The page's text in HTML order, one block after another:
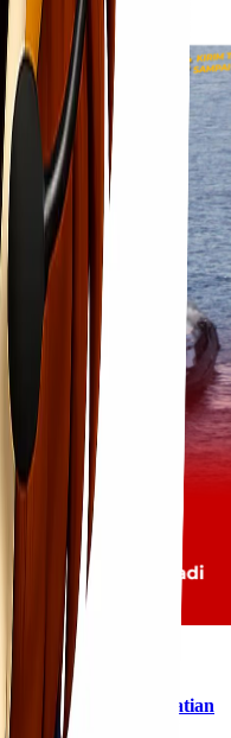
II Menjadi Perhatian